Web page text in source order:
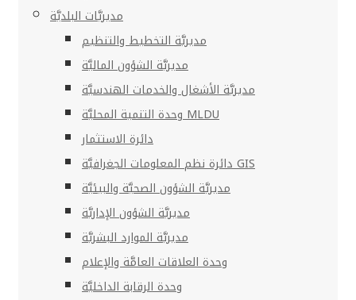
مديريَّات البلديَّة
مديريَّة التخطيط والتنظيم
مديريَّة الشؤون الماليَّة
مديريَّة الأشغال والخدمات الهندسيَّة
وحدة التنمية المحليَّة MLDU
دائرة الاستثمار
دائرة نظم المعلومات الجغرافيَّة GIS
مديريَّة الشؤون الصحيَّة والبيئيَّة
مديريَّة الشؤون الإداريَّة
مديريَّة الموارد البشريَّة
وحدة العلاقات العامَّة والإعلام
وحدة الرقابة الداخليَّة